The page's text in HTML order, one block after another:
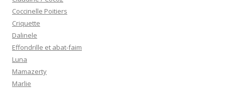
Coccinelle Poitiers
Criquette
Dalinele
Effondrille et abat-faim
Luna
Mamazerty
Marlie